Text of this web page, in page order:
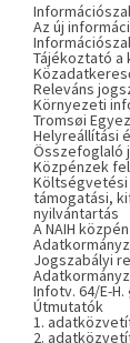
Az új
Tájékoztató
Releváns
Környezeti
Tromsøi
Helyreállítási
Összefoglaló
Közpénzek
támogatási,
nyilvántartás
A NAIH
Jogszabályi
Infotv. 64/E-H.
Útmutatók
1.
2.